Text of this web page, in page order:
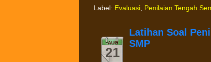
Label: Evaluasi, Penilaian Tengah
AUG
21
Latihan Soal
SMP